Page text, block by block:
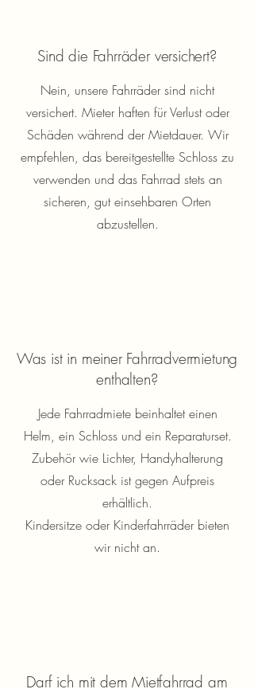
Sind die Fahrräder versichert?
Nein, unsere Fahrräder sind nicht
versichert. Mieter haften für Verlust oder
Schäden während der Mietdauer. Wir
empfehlen, das bereitgestellte Schloss zu
verwenden und das Fahrrad stets an
sicheren, gut einsehbaren Orten
abzustellen.
Was ist in meiner Fahrradvermietung
enthalten?
Jede Fahrradmiete beinhaltet einen
Helm, ein Schloss und ein Reparaturset.
Zubehör wie Lichter, Handyhalterung
oder Rucksack ist gegen Aufpreis
erhältlich.
Kindersitze oder Kinderfahrräder bieten
wir nicht an.
Darf ich mit dem Mietfahrrad am